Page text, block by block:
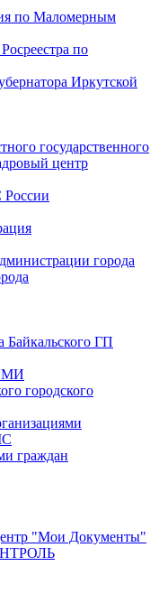
по Маломерным
по
Иркутской
государственного
центр
России
города
Байкальского ГП
городского
граждан
"Мои Документы"